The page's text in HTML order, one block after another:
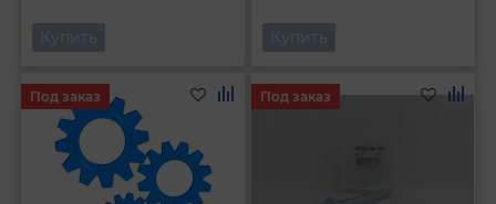
Купить Купить
Под заказ Под заказ